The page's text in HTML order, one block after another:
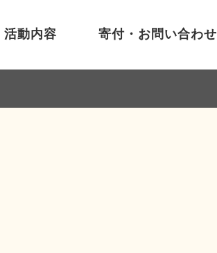
活動内容 寄付・お問い合わせ